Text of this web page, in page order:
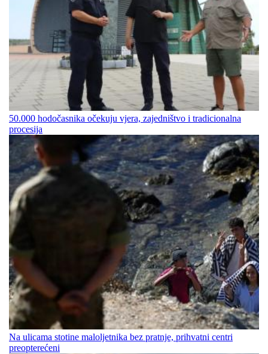
50.000 hodočasnika očekuju vjera, zajedništvo i tradicionalna
procesija
Na ulicama stotine maloljetnika bez pratnje, prihvatni centri
preopterećeni